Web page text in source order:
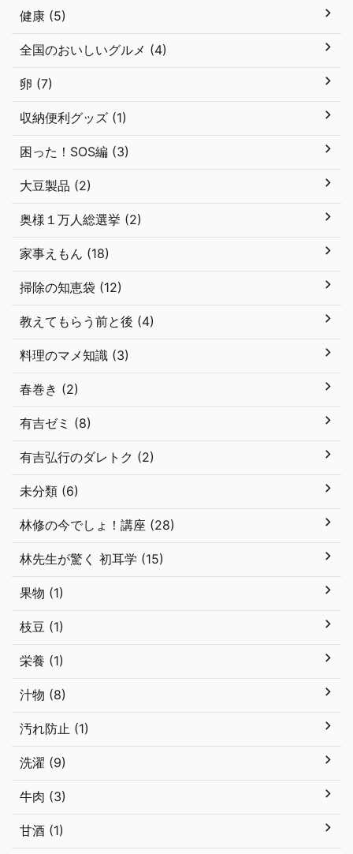
健康 (5)
全国のおいしいグルメ (4)
卵 (7)
収納便利グッズ (1)
困った！SOS編 (3)
大豆製品 (2)
奥様１万人総選挙 (2)
家事えもん (18)
掃除の知恵袋 (12)
教えてもらう前と後 (4)
料理のマメ知識 (3)
春巻き (2)
有吉ゼミ (8)
有吉弘行のダレトク (2)
未分類 (6)
林修の今でしょ！講座 (28)
林先生が驚く 初耳学 (15)
果物 (1)
枝豆 (1)
栄養 (1)
汁物 (8)
汚れ防止 (1)
洗濯 (9)
牛肉 (3)
甘酒 (1)